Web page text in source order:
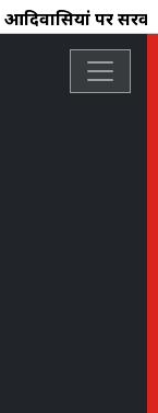
आदिवासियोंं पर